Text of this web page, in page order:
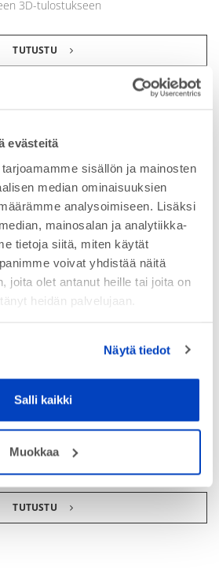
evästeitä
sisällön ja mainosten
median ominaisuuksien
analysoimiseen. Lisäksi
mainosalan ja analytiikka-
tietoja siitä, miten käytät
voivat yhdistää näitä
joita olet antanut heille tai joita on
heidän palvelujaan.
Näytä tiedot
Salli kaikki
Muokkaa
3D-tulostukseen
TUTUSTU
TUTUSTU
huippulaatua kompaktissa koossa
TUTUSTU
metallijauheesta
TUTUSTU
5-akseinen laserjärjestelmä
TUTUSTU